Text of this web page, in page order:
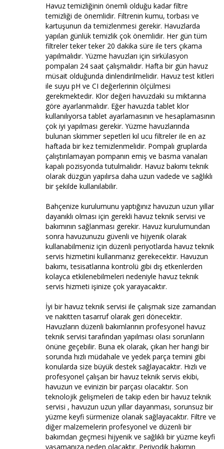
Havuz temizliğinin önemli olduğu kadar filtre
temizliği de önemlidir. Filtrenin kumu, torbası ve
kartuşunun da temizlenmesi gerekir. Havuzlarda
yapılan günlük temizlik çok önemlidir. Her gün tüm
filtreler teker teker 20 dakika süre ile ters çıkama
yapılmalıdır. Yüzme havuzları için sirkülasyon
pompaları 24 saat çalışmalıdır. Hafta bir gün havuz
müsait olduğunda dinlendirilmelidir. Havuz test kitleri
ile suyu pH ve CI değerlerinin ölçülmesi
gerekmektedir. Klor değeri havuzdaki su miktarına
göre ayarlanmalıdır. Eğer havuzda tablet klor
kullanılıyorsa tablet ayarlamasının ve hesaplamasının
çok iyi yapılması gerekir. Yüzme havuzlarında
bulunan skimmer sepetleri kıl ucu filtreler ile en az
haftada bir kez temizlenmelidir. Pompalı gruplarda
çalıştırılamayan pompanın emiş ve basma vanaları
kapalı pozisyonda tutulmalıdır. Havuz bakımı teknik
olarak düzgün yapılırsa daha uzun vadede ve sağlıklı
bir şekilde kullanılabilir.
Bahçenize kurulumunu yaptığınız havuzun uzun yıllar
dayanıklı olması için gerekli havuz teknik servisi ve
bakımının sağlanması gerekir. Havuz kurulumundan
sonra havuzunuzu güvenli ve hijyenik olarak
kullanabilmeniz için düzenli periyotlarda havuz teknik
servis hizmetini kullanmanız gerekecektir. Havuzun
bakımı, tesisatlarına kontrolü gibi dış etkenlerden
kolayca etkilenebilmeleri nedeniyle havuz teknik
servis hizmeti işinize çok yarayacaktır.
İyi bir havuz teknik servisi ile çalışmak size zamandan
ve nakitten tasarruf olarak geri dönecektir.
Havuzların düzenli bakımlarının profesyonel havuz
teknik servisi tarafından yapılması olası sorunların
önüne geçebilir. Buna ek olarak, çıkan her hangi bir
sorunda hızlı müdahale ve yedek parça temini gibi
konularda size büyük destek sağlayacaktır. Hızlı ve
profesyonel çalışan bir havuz teknik servis ekibi,
havuzun ve evinizin bir parçası olacaktır. Son
teknolojik gelişmeleri de takip eden bir havuz teknik
servisi , havuzun uzun yıllar dayanması, sorunsuz bir
yüzme keyfi sürmenize olanak sağlayacaktır. Filtre ve
diğer malzemelerin profesyonel ve düzenli bir
bakımdan geçmesi hijyenik ve sağlıklı bir yüzme keyfi
yaşamanıza neden olacaktır. Periyodik bakımın